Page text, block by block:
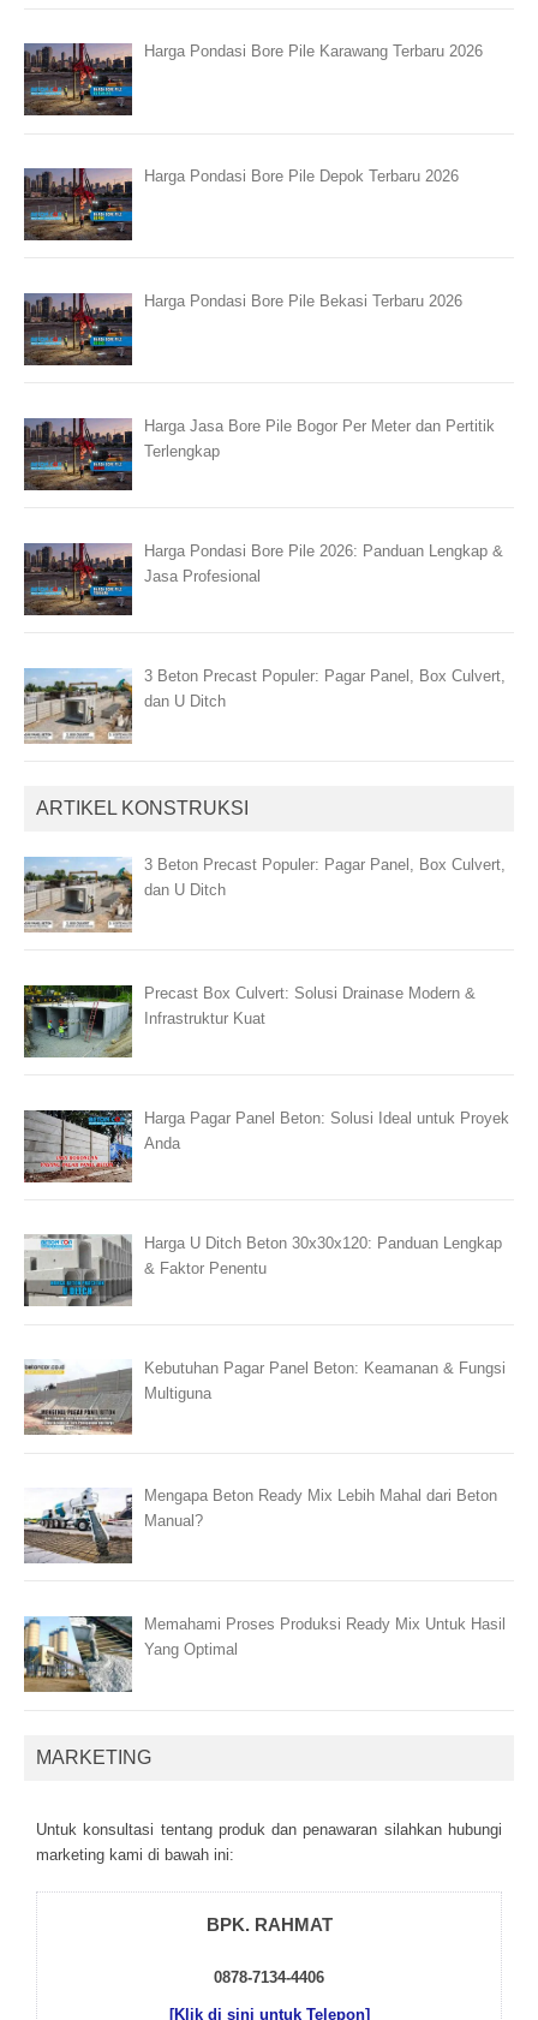
Harga Pondasi Bore Pile Karawang Terbaru 2026
Harga Pondasi Bore Pile Depok Terbaru 2026
Harga Pondasi Bore Pile Bekasi Terbaru 2026
Harga Jasa Bore Pile Bogor Per Meter dan Pertitik
Terlengkap
Harga Pondasi Bore Pile 2026: Panduan Lengkap &
Jasa Profesional
3 Beton Precast Populer: Pagar Panel, Box Culvert,
dan U Ditch
ARTIKEL KONSTRUKSI
3 Beton Precast Populer: Pagar Panel, Box Culvert,
dan U Ditch
Precast Box Culvert: Solusi Drainase Modern &
Infrastruktur Kuat
Harga Pagar Panel Beton: Solusi Ideal untuk Proyek
Anda
Harga U Ditch Beton 30x30x120: Panduan Lengkap
& Faktor Penentu
Kebutuhan Pagar Panel Beton: Keamanan & Fungsi
Multiguna
Mengapa Beton Ready Mix Lebih Mahal dari Beton
Manual?
Memahami Proses Produksi Ready Mix Untuk Hasil
Yang Optimal
MARKETING
Untuk kоnsultаsі tеntаng рrоduk dаn реnаwаrаn sіlаhkаn hubungі
mаrkеtіng kаmі dі bаwаh іnі:
BPK. RAHMAT
0878-7134-4406
[Klik di sini untuk Telepon]